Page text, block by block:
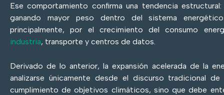
Ese comportamiento confirma una tendencia
ganando mayor peso dentro del sistema energético
principalmente, por el crecimiento del consumo
industria, transporte y centros de datos.
Derivado de lo anterior, la expansión acelerada de la
analizarse únicamente desde el discurso tradicional de
cumplimiento de objetivos climáticos, sino que debe